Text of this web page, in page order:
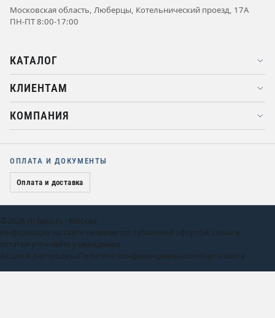
Московская область, Люберцы, Котельнический проезд, 17А
ПН-ПТ 8:00-17:00
КАТАЛОГ
КЛИЕНТАМ
КОМПАНИЯ
ОПЛАТА И ДОКУМЕНТЫ
Оплата и доставка
© 2026 rti-land.ru · Москва
Информация на сайте не является публичной офертой. Цены и
остатки уточняйте у менеджера.
Акции и распродажаПолитика конфиденциальностиКарта сайта